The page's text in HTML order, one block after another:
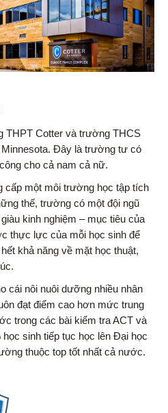
THPT Cotter và trường THCS
Đây là trường tư có
cho cả nam cả nữ.
cấp một môi trường học tập tích
thế, trường có một đội ngũ
kinh nghiệm – mục tiêu của
thực lực của mỗi học sinh để
khả năng về mặt học thuật,
cái nôi nuôi dưỡng nhiều nhân
đạt điểm cao hơn mức trung
trong các bài kiểm tra ACT và
học sinh tiếp tục học lên Đại học
thuộc top tốt nhất cả nước.